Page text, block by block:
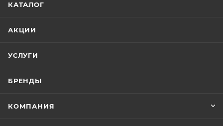
КАТАЛОГ
АКЦИИ
УСЛУГИ
БРЕНДЫ
КОМПАНИЯ